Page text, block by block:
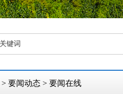
> 要闻动态 > 要闻在线